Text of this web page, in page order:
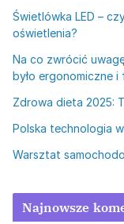
Świetlówka LED –
oświetlenia?
Na co zwrócić
było ergonomiczne i
Zdrowa dieta 2025:
Polska technologia
Warsztat
Najnowsze